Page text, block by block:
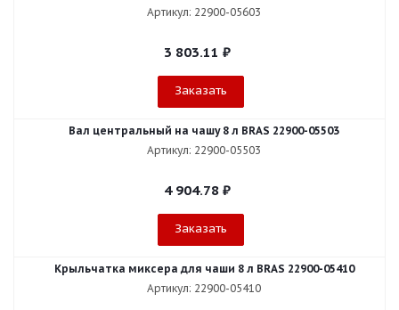
Артикул: 22900-05603
3 803.11 ₽
Заказать
Вал центральный на чашу 8 л BRAS 22900-05503
Артикул: 22900-05503
4 904.78 ₽
Заказать
Крыльчатка миксера для чаши 8 л BRAS 22900-05410
Артикул: 22900-05410